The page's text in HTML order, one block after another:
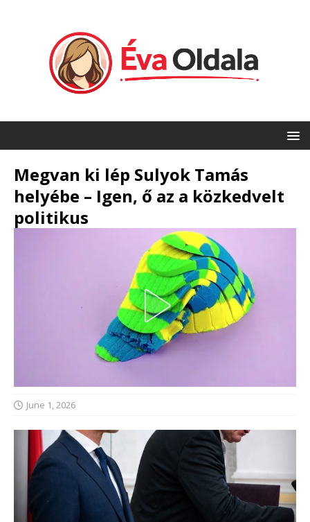
Megvan ki lép Sulyok Tamás
helyébe – Igen, ő az a közkedvelt
politikus
June 1, 2026